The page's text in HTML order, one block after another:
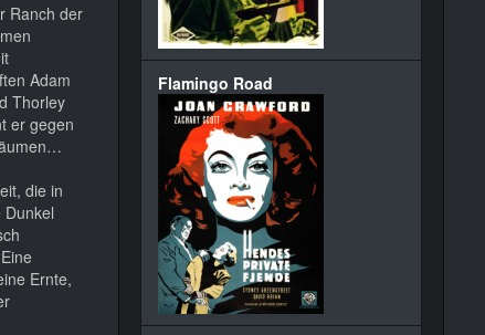
Ranch der
Adam
Thorley
er gegen
die in
Ernte,
Flamingo Road